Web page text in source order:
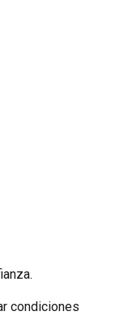
condiciones